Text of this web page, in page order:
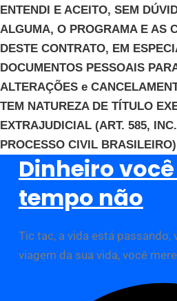
ENTENDI E ACEITO, SEM
ALGUMA, O PROGRAMA E AS
DESTE CONTRATO, EM
DOCUMENTOS PESSOAIS
ALTERAÇÕES e
TEM NATUREZA DE TÍTULO
EXTRAJUDICIAL (ART. 585,
PROCESSO CIVIL
Dinheiro
tempo não
Tic tac, a vida está passando,
viagem da sua vida, você